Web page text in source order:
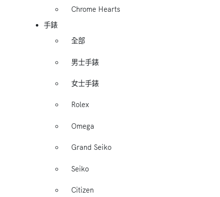
Chrome Hearts
手錶
全部
男士手錶
女士手錶
Rolex
Omega
Grand Seiko
Seiko
Citizen